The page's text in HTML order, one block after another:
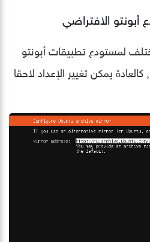
لمستودع تطبيقات أبونتو
يمكن تغيير الإعداد لاحقا